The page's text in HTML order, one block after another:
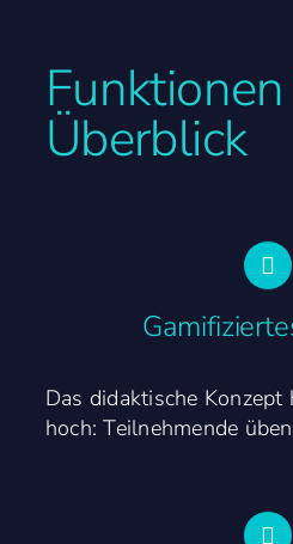
Überblick
Das didaktische
hoch: Teilnehmende